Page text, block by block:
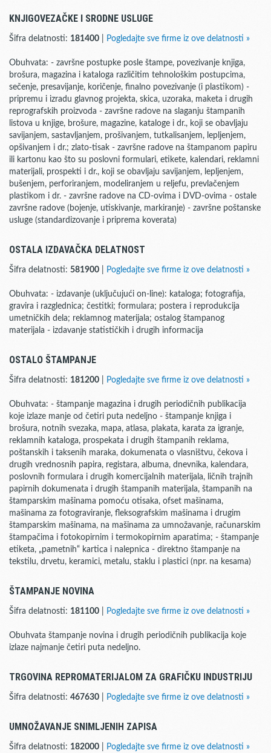
KNJIGOVEZAČKE I SRODNE USLUGE
Šifra delatnosti: 181400 Pogledajte sve firme iz ove delatnosti »
Obuhvata: - završne postupke posle štampe, povezivanje knjiga,
brošura, magazina i kataloga različitim tehnološkim postupcima,
sečenje, presavijanje, koričenje, finalno povezivanje (i plastikom) -
pripremu i izradu glavnog projekta, skica, uzoraka, maketa i drugih
reprografskih proizvoda - završne radove na slaganju štampanih
listova u knjige, brošure, magazine, kataloge i dr., koji se obavljaju
savijanjem, sastavljanjem, prošivanjem, tutkalisanjem, lepljenjem,
opšivanjem i dr.; zlato-tisak - završne radove na štampanom papiru
ili kartonu kao što su poslovni formulari, etikete, kalendari, reklamni
materijali, prospekti i dr., koji se obavljaju savijanjem, lepljenjem,
bušenjem, perforiranjem, modeliranjem u reljefu, prevlačenjem
plastikom i dr. - završne radove na CD-ovima i DVD-ovima - ostale
završne radove (bojenje, utiskivanje, markiranje) - završne poštanske
usluge (standardizovanje i priprema koverata)
OSTALA IZDAVAČKA DELATNOST
Šifra delatnosti: 581900 Pogledajte sve firme iz ove delatnosti »
Obuhvata: - izdavanje (uključujući on-line): kataloga; fotografija,
gravira i razglednica; čestitki; formulara; postera i reprodukcija
umetničkih dela; reklamnog materijala; ostalog štampanog
materijala - izdavanje statističkih i drugih informacija
OSTALO ŠTAMPANJE
Šifra delatnosti: 181200 Pogledajte sve firme iz ove delatnosti »
Obuhvata: - štampanje magazina i drugih periodičnih publikacija
koje izlaze manje od četiri puta nedeljno - štampanje knjiga i
brošura, notnih svezaka, mapa, atlasa, plakata, karata za igranje,
reklamnih kataloga, prospekata i drugih štampanih reklama,
poštanskih i taksenih maraka, dokumenata o vlasništvu, čekova i
drugih vrednosnih papira, registara, albuma, dnevnika, kalendara,
poslovnih formulara i drugih komercijalnih materijala, ličnih trajnih
papirnih dokumenata i drugih štampanih materijala, štampanih na
štamparskim mašinama pomoću otisaka, ofset mašinama,
mašinama za fotograviranje, fleksografskim mašinama i drugim
štamparskim mašinama, na mašinama za umnožavanje, računarskim
štampačima i fotokopirnim i termokopirnim aparatima; - štampanje
etiketa, „pametnih“ kartica i nalepnica - direktno štampanje na
tekstilu, drvetu, keramici, metalu, staklu i plastici (npr. na kesama)
ŠTAMPANJE NOVINA
Šifra delatnosti: 181100 Pogledajte sve firme iz ove delatnosti »
Obuhvata štampanje novina i drugih periodičnih publikacija koje
izlaze najmanje četiri puta nedeljno.
TRGOVINA REPROMATERIJALOM ZA GRAFIČKU INDUSTRIJU
Šifra delatnosti: 467630 Pogledajte sve firme iz ove delatnosti »
UMNOŽAVANJE SNIMLJENIH ZAPISA
Šifra delatnosti: 182000 Pogledajte sve firme iz ove delatnosti »